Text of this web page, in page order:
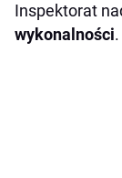
Inspektorat
wykonalności.